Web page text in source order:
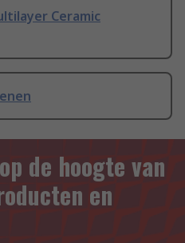
Ceramic
de hoogte van
en